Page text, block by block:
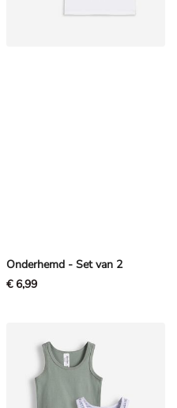
Onderhemd - Set van 2
€ 6,99